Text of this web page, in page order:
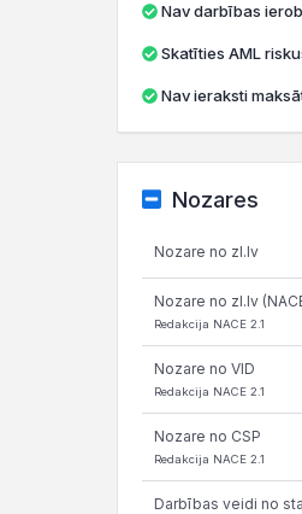
Nav darbības
Skatīties AML
Nav ieraksti
Nozares
Nozare no zl.lv
Nozare no zl.lv
Redakcija NACE 2.1
Nozare no VID
Redakcija NACE 2.1
Nozare no CSP
Redakcija NACE 2.1
Darbības veidi no